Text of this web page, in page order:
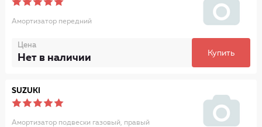
Амортизатор передний
Цена
Нет в наличии Купить
SUZUKI
Амортизатор подвески газовый, правый